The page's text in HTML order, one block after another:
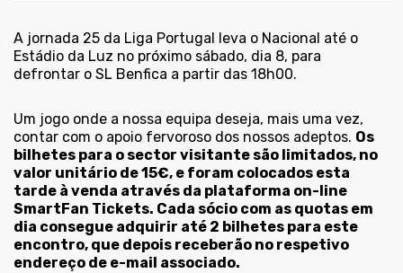
A jornada 25 da Liga Portugal leva o Nacional até o
Estádio da Luz no próximo sábado, dia 8, para
defrontar o SL Benfica a partir das 18h00.
Um jogo onde a nossa equipa deseja, mais uma vez,
contar com o apoio fervoroso dos nossos adeptos. Os
bilhetes para o sector visitante são limitados, no
valor unitário de 15€, e foram colocados esta
tarde à venda através da plataforma on-line
SmartFan Tickets. Cada sócio com as quotas em
dia consegue adquirir até 2 bilhetes para este
encontro, que depois receberão no respetivo
endereço de e-mail associado.